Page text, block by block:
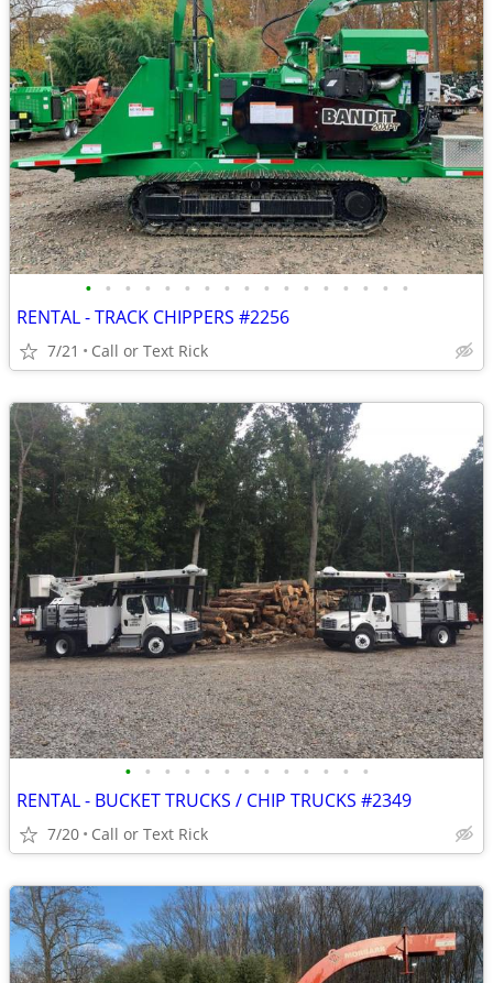
• • • • • • • • • • • • • • • • •
RENTAL - TRACK CHIPPERS #2256
7/21 Call or Text Rick
• • • • • • • • • • • • •
RENTAL - BUCKET TRUCKS / CHIP TRUCKS #2349
7/20 Call or Text Rick